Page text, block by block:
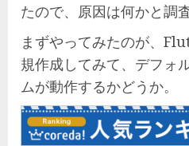
たので、原因は何かと調
まずやってみたのが、
規作成してみて、デフォ
ムが動作するかどうか。